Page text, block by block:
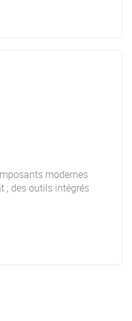
modernes
; des outils intégrés